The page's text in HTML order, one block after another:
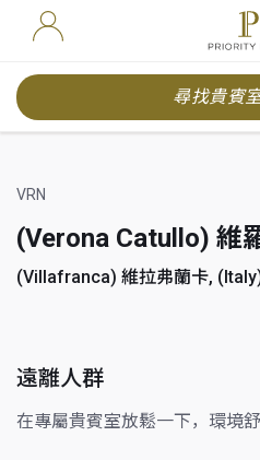
尋找貴賓
VRN
(Verona Catullo) 維
(Villafranca) 維拉弗蘭卡,
遠離人群
在專屬貴賓室放鬆一下，環境